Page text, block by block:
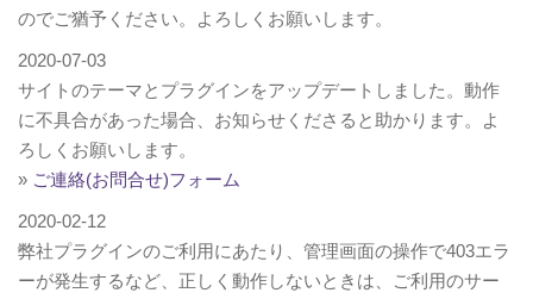
のでご猶予ください。よろしくお願いします。
2020-07-03
サイトのテーマとプラグインをアップデートしました。動作
に不具合があった場合、お知らせくださると助かります。よ
ろしくお願いします。
» ご連絡(お問合せ)フォーム
2020-02-12
弊社プラグインのご利用にあたり、管理画面の操作で403エラ
ーが発生するなど、正しく動作しないときは、ご利用のサー